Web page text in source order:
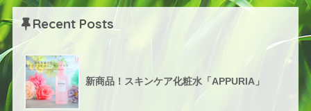
Recent Posts
新商品！スキンケア化粧水「APPURIA」